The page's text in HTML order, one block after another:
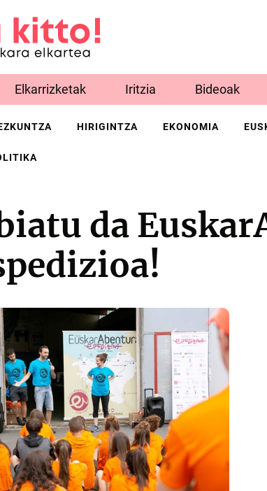
Elkarrizketak Iritzia Bideoak
HIRIGINTZA EKONOMIA
da